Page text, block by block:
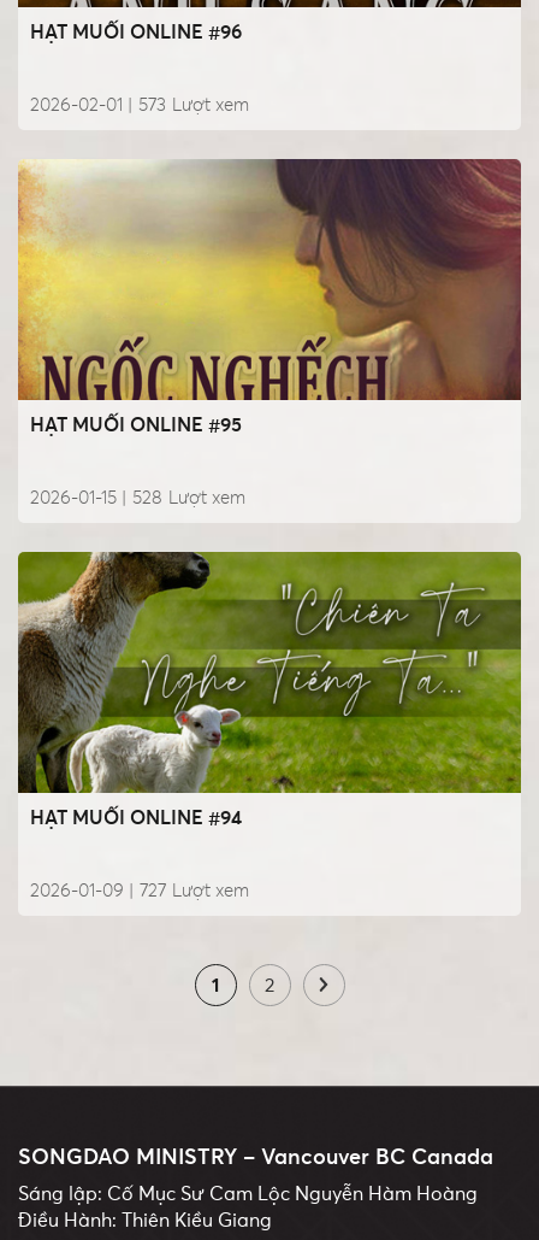
HẠT MUỐI ONLINE #96
2026-02-01 | Lượt xem
573
HẠT MUỐI ONLINE #95
2026-01-15 | Lượt xem
528
HẠT MUỐI ONLINE #94
2026-01-09 | Lượt xem
727
1 2
SONGDAO MINISTRY – Vancouver BC Canada
Sáng lập: Cố Mục Sư Cam Lộc Nguyễn Hàm Hoàng
Điều Hành: Thiên Kiều Giang